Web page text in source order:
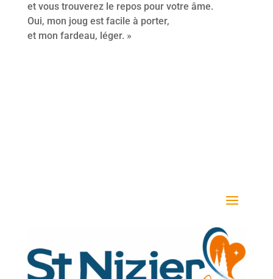
et vous trouverez le repos pour votre âme.
Oui, mon joug est facile à porter,
et mon fardeau, léger. »